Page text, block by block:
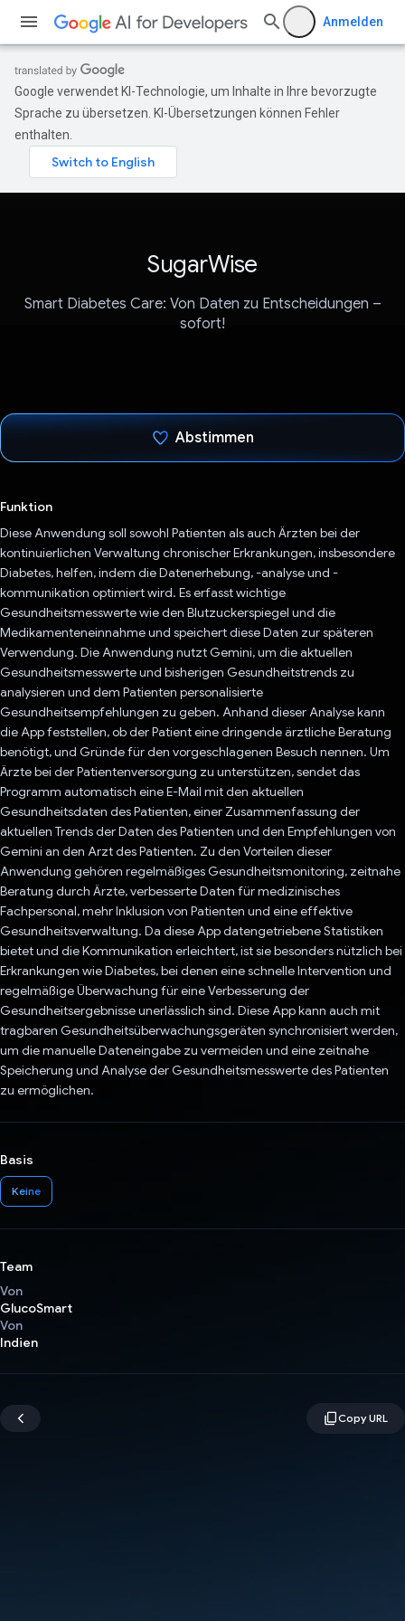
Anmelden
Google verwendet KI-Technologie, um Inhalte in Ihre bevorzugte
Sprache zu übersetzen. KI-Übersetzungen können Fehler
enthalten.
SugarWise
Smart Diabetes Care: Von Daten zu Entscheidungen –
sofort!
Abstimmen
Funktion
Diese Anwendung soll sowohl Patienten als auch Ärzten bei der
kontinuierlichen Verwaltung chronischer Erkrankungen, insbesondere
Diabetes, helfen, indem die Datenerhebung, -analyse und -
kommunikation optimiert wird. Es erfasst wichtige
Gesundheitsmesswerte wie den Blutzuckerspiegel und die
Medikamenteneinnahme und speichert diese Daten zur späteren
Verwendung. Die Anwendung nutzt Gemini, um die aktuellen
Gesundheitsmesswerte und bisherigen Gesundheitstrends zu
analysieren und dem Patienten personalisierte
Gesundheitsempfehlungen zu geben. Anhand dieser Analyse kann
die App feststellen, ob der Patient eine dringende ärztliche Beratung
benötigt, und Gründe für den vorgeschlagenen Besuch nennen. Um
Ärzte bei der Patientenversorgung zu unterstützen, sendet das
Programm automatisch eine E-Mail mit den aktuellen
Gesundheitsdaten des Patienten, einer Zusammenfassung der
aktuellen Trends der Daten des Patienten und den Empfehlungen von
Gemini an den Arzt des Patienten. Zu den Vorteilen dieser
Anwendung gehören regelmäßiges Gesundheitsmonitoring, zeitnahe
Beratung durch Ärzte, verbesserte Daten für medizinisches
Fachpersonal, mehr Inklusion von Patienten und eine effektive
Gesundheitsverwaltung. Da diese App datengetriebene Statistiken
bietet und die Kommunikation erleichtert, ist sie besonders nützlich bei
Erkrankungen wie Diabetes, bei denen eine schnelle Intervention und
regelmäßige Überwachung für eine Verbesserung der
Gesundheitsergebnisse unerlässlich sind. Diese App kann auch mit
tragbaren Gesundheitsüberwachungsgeräten synchronisiert werden,
um die manuelle Dateneingabe zu vermeiden und eine zeitnahe
Speicherung und Analyse der Gesundheitsmesswerte des Patienten
zu ermöglichen.
Basis
Keine
Team
Von
GlucoSmart
Von
Indien